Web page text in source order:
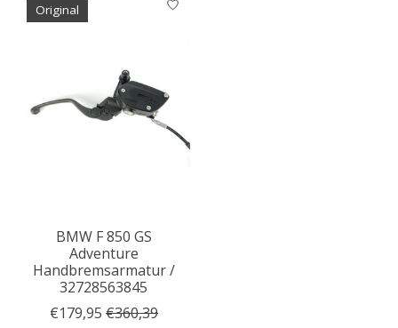
Original
BMW F 850 GS
Adventure
Handbremsarmatur /
32728563845
€179,95 €360,39